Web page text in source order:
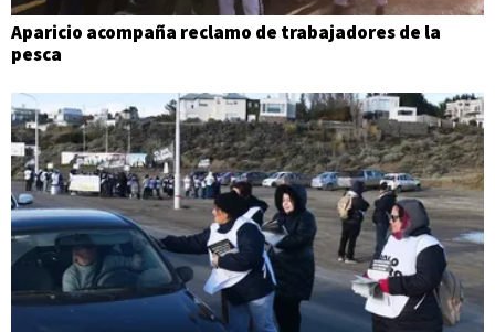
Aparicio acompaña reclamo de trabajadores de la
pesca